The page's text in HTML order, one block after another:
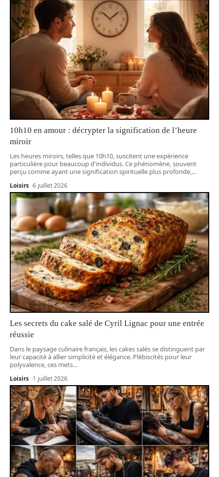
10h10 en amour : décrypter la signification de l’heure
miroir
Les heures miroirs, telles que 10h10, suscitent une expérience
particulière pour beaucoup d'individus. Ce phénomène, souvent
perçu comme ayant une signification spirituelle plus profonde,…
Loisirs 6 juillet 2026
Les secrets du cake salé de Cyril Lignac pour une entrée
réussie
Dans le paysage culinaire français, les cakes salés se distinguent par
leur capacité à allier simplicité et élégance. Plébiscités pour leur
polyvalence, ces mets…
Loisirs 1 juillet 2026